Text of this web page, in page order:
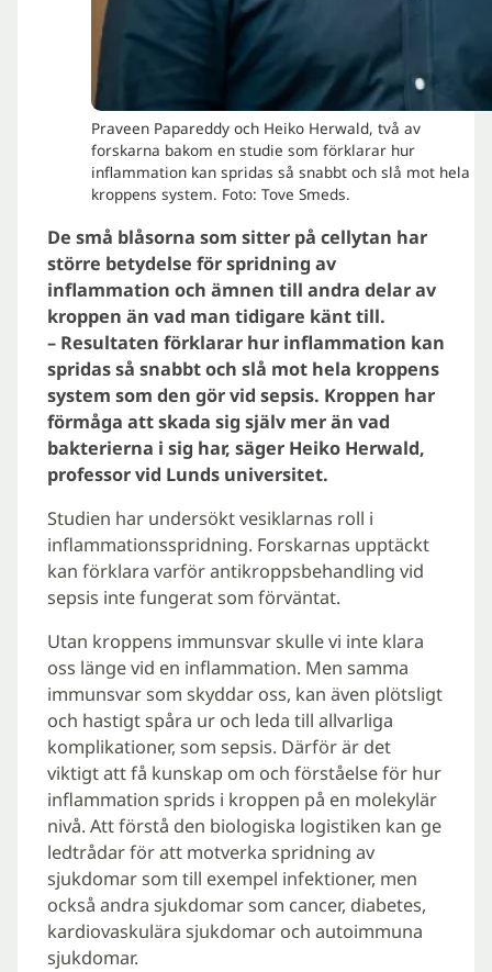
Praveen Papareddy och Heiko Herwald, två av
forskarna bakom en studie som förklarar hur
inflammation kan spridas så snabbt och slå mot hela
kroppens system. Foto: Tove Smeds.
De små blåsorna som sitter på cellytan har
större betydelse för spridning av
inflammation och ämnen till andra delar av
kroppen än vad man tidigare känt till.
– Resultaten förklarar hur inflammation kan
spridas så snabbt och slå mot hela kroppens
system som den gör vid sepsis. Kroppen har
förmåga att skada sig själv mer än vad
bakterierna i sig har, säger Heiko Herwald,
professor vid Lunds universitet.
Studien har undersökt vesiklarnas roll i
inflammationsspridning. Forskarnas upptäckt
kan förklara varför antikroppsbehandling vid
sepsis inte fungerat som förväntat.
Utan kroppens immunsvar skulle vi inte klara
oss länge vid en inflammation. Men samma
immunsvar som skyddar oss, kan även plötsligt
och hastigt spåra ur och leda till allvarliga
komplikationer, som sepsis. Därför är det
viktigt att få kunskap om och förståelse för hur
inflammation sprids i kroppen på en molekylär
nivå. Att förstå den biologiska logistiken kan ge
ledtrådar för att motverka spridning av
sjukdomar som till exempel infektioner, men
också andra sjukdomar som cancer, diabetes,
kardiovaskulära sjukdomar och autoimmuna
sjukdomar.